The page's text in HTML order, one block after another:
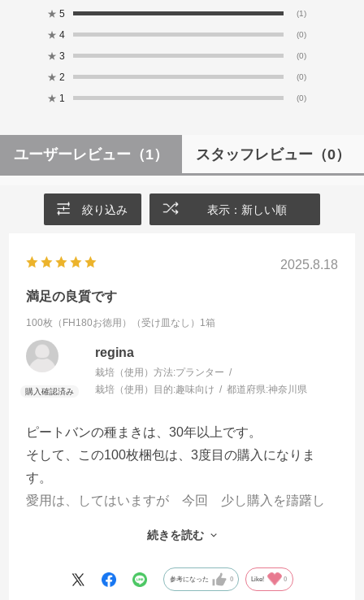
★ 5 (1)
★ 4 (0)
★ 3 (0)
★ 2 (0)
★ 1 (0)
ユーザーレビュー （1） スタッフレビュー （0）
絞り込み 表示：新しい順
2025.8.18
満足の良質です
100枚（FH180お徳用）（受け皿なし）1箱
regina
栽培（使用）方法:プランター
栽培（使用）目的:趣味向け 都道府県:神奈川県
ピートバンの種まきは、30年以上です。
そして、この100枚梱包は、3度目の購入になりま
す。
愛用は、してはいますが 今回 少し購入を躊躇し
ットがピートの質があまりにも違ったからです。
ピートが硬くて 繊維が長くて使いづらかったので
す。使い切ってから１年くらいは他の種蒔き方法
続きを読む
参考になった 0 Like! 0